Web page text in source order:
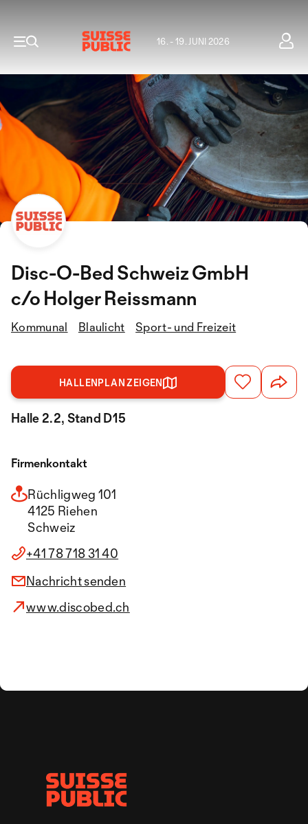
16. - 19. JUNI 2026
Disc-O-Bed Schweiz GmbH
c/o Holger Reissmann
Kommunal Blaulicht Sport- und Freizeit
HALLENPLAN ZEIGEN
Halle 2.2, Stand D15
Firmenkontakt
Rüchligweg 101
4125 Riehen
Schweiz
+41 78 718 31 40
Nachricht senden
www.discobed.ch